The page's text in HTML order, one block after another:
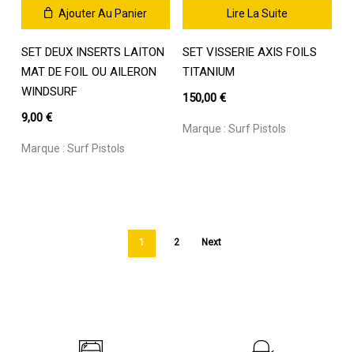
page
Ajouter Au Panier
SET DEUX INSERTS LAITON
MAT DE FOIL OU AILERON
WINDSURF
9,00 €
Marque : Surf Pistols
Lire La Suite
SET VISSERIE AXIS FOILS
TITANIUM
150,00€
Marque :Surf Pistols
1 2 Next